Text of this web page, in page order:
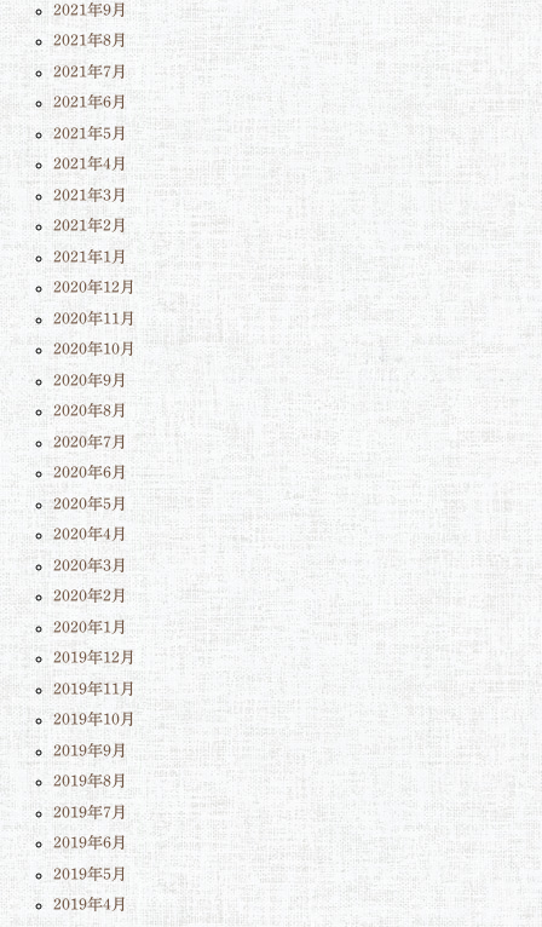
2021年9月
2021年8月
2021年7月
2021年6月
2021年5月
2021年4月
2021年3月
2021年2月
2021年1月
2020年12月
2020年11月
2020年10月
2020年9月
2020年8月
2020年7月
2020年6月
2020年5月
2020年4月
2020年3月
2020年2月
2020年1月
2019年12月
2019年11月
2019年10月
2019年9月
2019年8月
2019年7月
2019年6月
2019年5月
2019年4月